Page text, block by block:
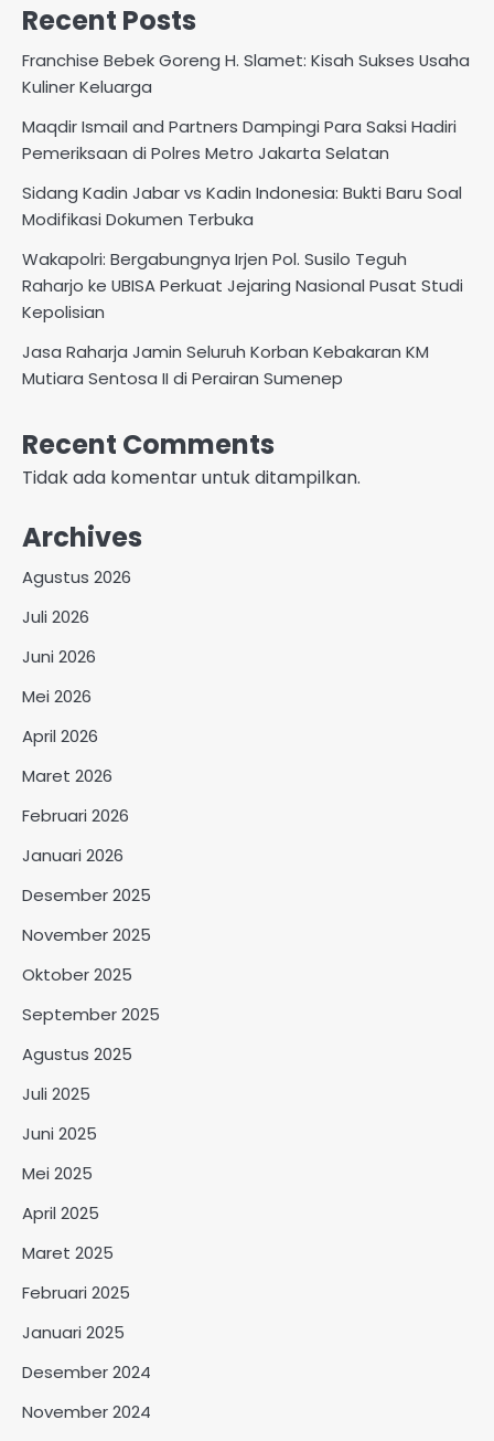
Recent Posts
Franchise Bebek Goreng H. Slamet: Kisah Sukses Usaha
Kuliner Keluarga
Maqdir Ismail and Partners Dampingi Para Saksi Hadiri
Pemeriksaan di Polres Metro Jakarta Selatan
Sidang Kadin Jabar vs Kadin Indonesia: Bukti Baru Soal
Modifikasi Dokumen Terbuka
Wakapolri: Bergabungnya Irjen Pol. Susilo Teguh
Raharjo ke UBISA Perkuat Jejaring Nasional Pusat Studi
Kepolisian
Jasa Raharja Jamin Seluruh Korban Kebakaran KM
Mutiara Sentosa II di Perairan Sumenep
Recent Comments
Tidak ada komentar untuk ditampilkan.
Archives
Agustus 2026
Juli 2026
Juni 2026
Mei 2026
April 2026
Maret 2026
Februari 2026
Januari 2026
Desember 2025
November 2025
Oktober 2025
September 2025
Agustus 2025
Juli 2025
Juni 2025
Mei 2025
April 2025
Maret 2025
Februari 2025
Januari 2025
Desember 2024
November 2024